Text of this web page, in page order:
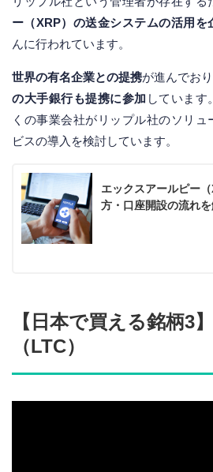
ー（XRP）の送金システムの活用を
んに行われています。
世界の有名企業との提携が進んでお
の大手銀行も提携に参加 しています
くの事業会社がリップル社のソリ
ビスの導入を検討しています。
エックスアールピー
方・口座開設の流れ
【日本で買える銘柄3
（LTC）